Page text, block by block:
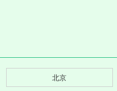
北京